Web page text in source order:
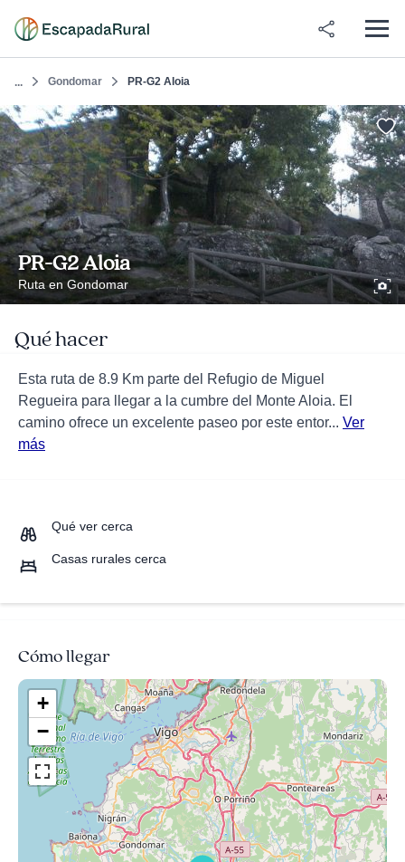
... Gondomar PR-G2 Aloia
PR-G2 Aloia
Ruta en Gondomar
Qué hacer
Esta ruta de 8.9 Km parte del Refugio de Miguel
Regueira para llegar a la cumbre del Monte Aloia. El
camino ofrece un excelente paseo por este entor... Ver
más
Qué ver cerca
Casas rurales cerca
Cómo llegar
+
−